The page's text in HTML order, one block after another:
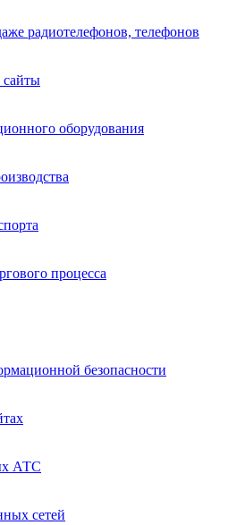
радиотелефонов, телефонов
оборудования
процесса
безопасности
АТС
сетей